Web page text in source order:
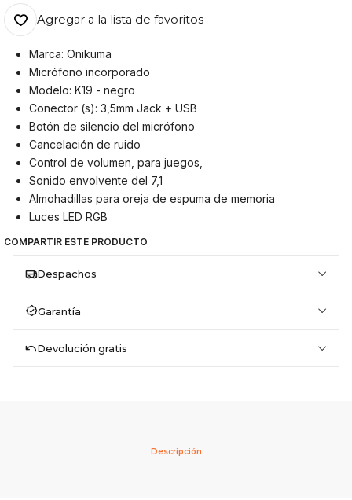
Agregar a la lista de favoritos
Marca: Onikuma
Micrófono incorporado
Modelo: K19 - negro
Conector (s): 3,5mm Jack + USB
Botón de silencio del micrófono
Cancelación de ruido
Control de volumen, para juegos,
Sonido envolvente del 7,1
Almohadillas para oreja de espuma de memoria
Luces LED RGB
COMPARTIR ESTE PRODUCTO
Despachos
Garantía
Devolución gratis
Descripción